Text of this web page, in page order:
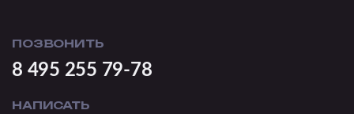
ПОЗВОНИТЬ
8 495 255 79-78
НАПИСАТЬ